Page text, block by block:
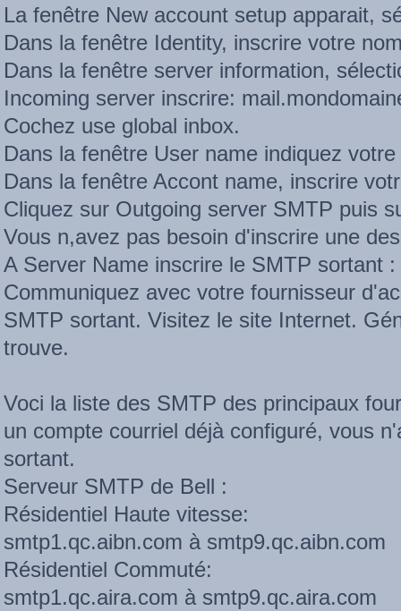
La fenêtre New account setup apparait,
Dans la fenêtre Identity, inscrire votre
Dans la fenêtre server information,
Incoming server inscrire:
Cochez use global inbox.
Dans la fenêtre User name indiquez
Dans la fenêtre Accont name, inscrire
Cliquez sur Outgoing server SMTP puis
Vous n,avez pas besoin d'inscrire une
A Server Name inscrire le SMTP sortant :
Communiquez avec votre fournisseur
SMTP sortant. Visitez le site Internet.
trouve.
Voci la liste des SMTP des principaux
un compte courriel déjà configuré, vous
sortant.
Serveur SMTP de Bell :
Résidentiel Haute vitesse:
smtp1.qc.aibn.com à smtp9.qc.aibn.com
Résidentiel Commuté:
smtp1.qc.aira.com à smtp9.qc.aira.com